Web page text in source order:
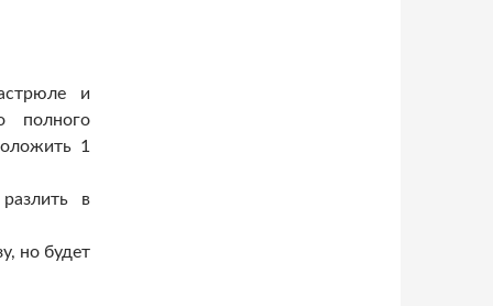
и
полного
1
в
но будет